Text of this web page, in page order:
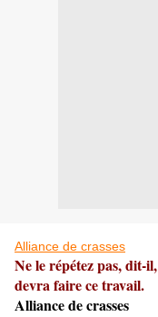
Alliance de crasses
Ne le répétez pas, dit-
devra faire ce travail.
Alliance de crasses